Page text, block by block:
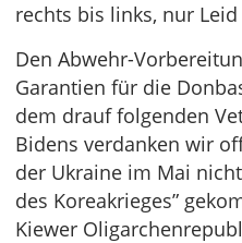
rechts bis links, nur
Den Abwehr-
Garantien für die
dem drauf folgenden
Bidens verdanken wir
der Ukraine im Mai
des Koreakrieges”
Kiewer